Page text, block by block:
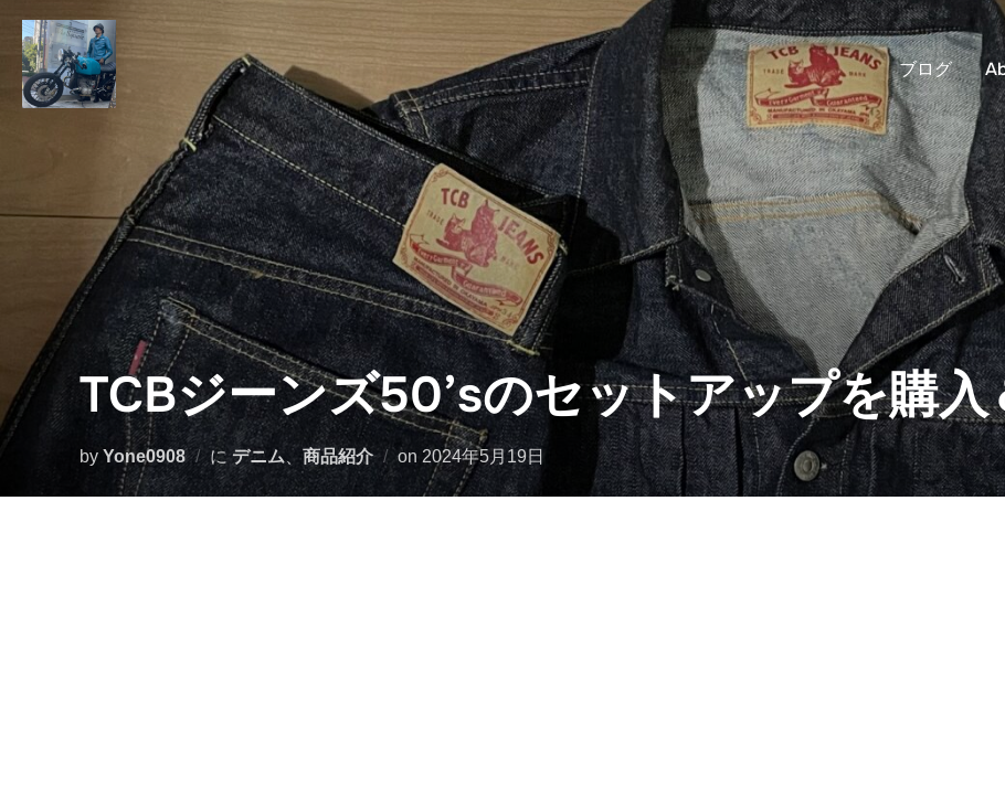
ブログ
TCBジーンズ50’sのセットアップを購
by Yone0908 に デニム 、商品紹介 on 投
稿
2024年5月19日